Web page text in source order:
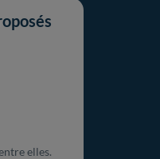
elles.